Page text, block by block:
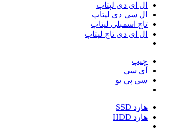
ال ای دی لپتاپ
ال سی دی لپتاپ
تاچ اسمبلی لپتاپ
ال ای دی تاچ لپتاپ
چیپ
آی سی
سی پی یو
هارد SSD
هارد HDD